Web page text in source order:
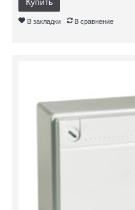
В закладки В сравнение